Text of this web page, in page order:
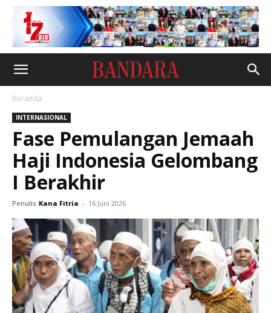
Beranda
INTERNASIONAL
Fase Pemulangan Jemaah
Haji Indonesia Gelombang
I Berakhir
Penulis Kana Fitria - 16 Juni 2026